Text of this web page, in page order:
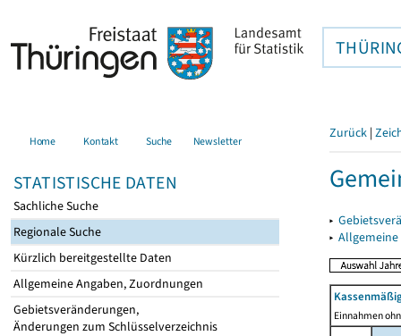
Home Kontakt Suche Newsletter
STATISTISCHE DATEN
Sachliche Suche
Regionale Suche
Kürzlich bereitgestellte Daten
Allgemeine Angaben, Zuordnungen
Gebietsveränderungen,
Änderungen zum Schlüsselverzeichnis
Zurück |
▸
▸
Einnahmen